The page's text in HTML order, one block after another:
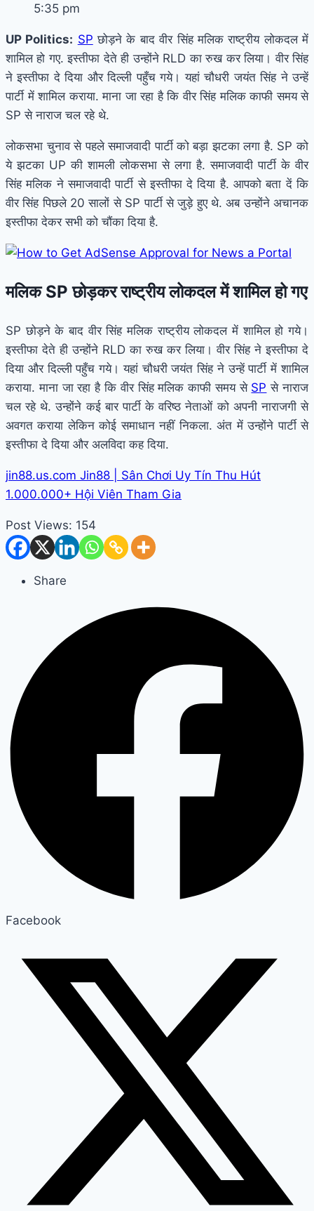
5:35 pm
UP Politics: SP छोड़ने के बाद वीर सिंह मलिक राष्ट्रीय लोकदल में
शामिल हो गए. इस्तीफा देते ही उन्होंने RLD का रुख कर लिया। वीर सिंह
ने इस्तीफा दे दिया और दिल्ली पहुँच गये। यहां चौधरी जयंत सिंह ने उन्हें
पार्टी में शामिल कराया. माना जा रहा है कि वीर सिंह मलिक काफी समय से
SP से नाराज चल रहे थे.
लोकसभा चुनाव से पहले समाजवादी पार्टी को बड़ा झटका लगा है. SP को
ये झटका UP की शामली लोकसभा से लगा है. समाजवादी पार्टी के वीर
सिंह मलिक ने समाजवादी पार्टी से इस्तीफा दे दिया है. आपको बता दें कि
वीर सिंह पिछले 20 सालों से SP पार्टी से जुड़े हुए थे. अब उन्होंने अचानक
इस्तीफा देकर सभी को चौंका दिया है.
मलिक SP छोड़कर राष्ट्रीय लोकदल में शामिल हो गए
SP छोड़ने के बाद वीर सिंह मलिक राष्ट्रीय लोकदल में शामिल हो गये।
इस्तीफा देते ही उन्होंने RLD का रुख कर लिया। वीर सिंह ने इस्तीफा दे
दिया और दिल्ली पहुँच गये। यहां चौधरी जयंत सिंह ने उन्हें पार्टी में शामिल
कराया. माना जा रहा है कि वीर सिंह मलिक काफी समय से SP से नाराज
चल रहे थे. उन्होंने कई बार पार्टी के वरिष्ठ नेताओं को अपनी नाराजगी से
अवगत कराया लेकिन कोई समाधान नहीं निकला. अंत में उन्होंने पार्टी से
इस्तीफा दे दिया और अलविदा कह दिया.
jin88.us.com Jin88 | Sân Chơi Uy Tín Thu Hút
1.000.000+ Hội Viên Tham Gia
Post Views: 154
Share
Facebook